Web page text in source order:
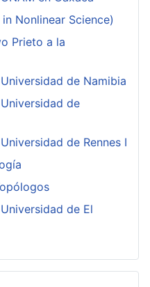
Nonlinear Science)
Prieto a la
de Namibia
de
de Rennes I
de El